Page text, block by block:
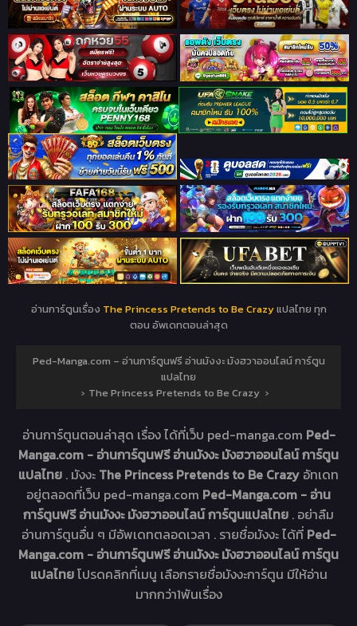
อ่านการ์ตูนเรื่อง The Princess Pretends to Be Crazyแปลไทย ทุก
ตอน อัพเดทตอนล่าสุด
Ped-Manga.com – อ่านการ์ตูนฟรี อ่านมังงะ มังฮวาออนไลน์ การ์ตูน
แปลไทย
› The Princess Pretends to Be Crazy ›
อ่านการ์ตูนตอนล่าสุด เรื่องได้ที่เว็บ ped-manga.com Ped-
Manga.com - อ่านการ์ตูนฟรี อ่านมังงะ มังฮวาออนไลน์ การ์ตูน
แปลไทย . มังงะ The Princess Pretends to Be Crazy อัทเดท
อยู่ตลอดที่เว็บ ped-manga.com Ped-Manga.com - อ่าน
การ์ตูนฟรี อ่านมังงะ มังฮวาออนไลน์ การ์ตูนแปลไทย . อย่าลืม
อ่านการ์ตูนอื่น ๆ มีอัพเดทตลอดเวลา . รายชื่อมังงะ ได้ที่ Ped-
Manga.com - อ่านการ์ตูนฟรี อ่านมังงะ มังฮวาออนไลน์ การ์ตูน
แปลไทยโปรดคลิกที่เมนู เลือกรายชื่อมังงะการ์ตูน มีให้อ่าน
มากกว่า1พันเรื่อง